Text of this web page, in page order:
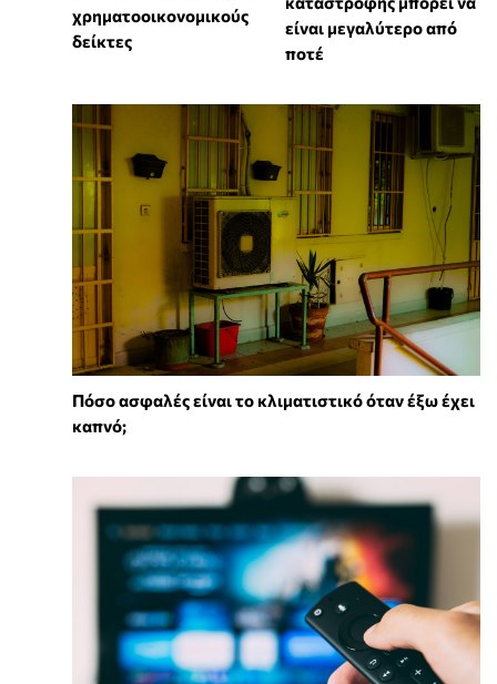
χρηματοοικονομικούς
δείκτες
είναι μεγαλύτερο από
ποτέ
Πόσο ασφαλές είναι το κλιματιστικό όταν έξω έχει
καπνό;